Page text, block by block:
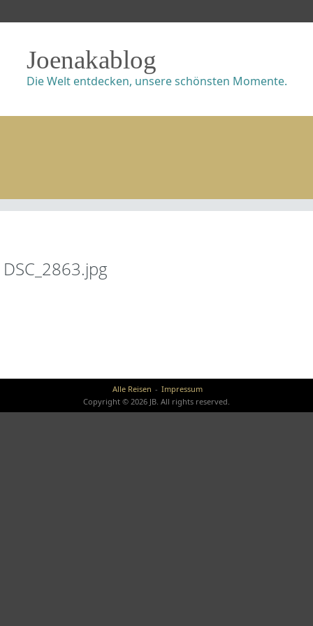
Joenakablog
Die Welt entdecken, unsere schönsten Momente.
DSC_2863.jpg
Alle Reisen
Impressum
Copyright © 2026 JB. All rights reserved.